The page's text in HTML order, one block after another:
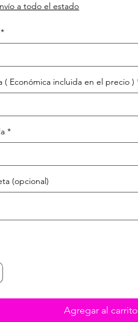
a todo el estado
*
Económica incluida en el precio )
*
(opcional)
Agregar al carrito